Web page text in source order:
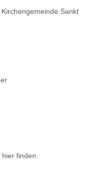
Sankt
finden.